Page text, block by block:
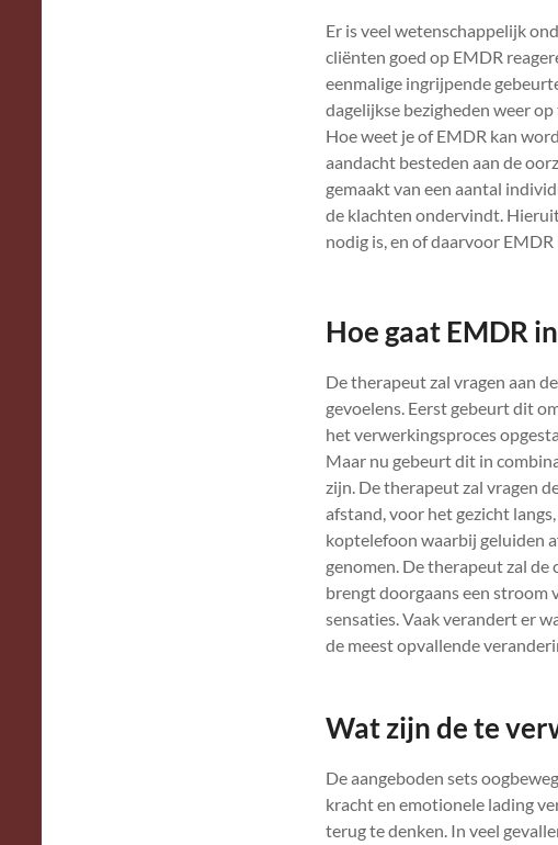
Er is veel wetenschappelijk
cliënten goed op EMDR
eenmalige ingrijpende
dagelijkse bezigheden weer op
Hoe weet je of EMDR kan
aandacht besteden aan de
gemaakt van een aantal
de klachten ondervindt.
nodig is, en of daarvoor
Hoe gaat EMDR
De therapeut zal vragen aan
gevoelens. Eerst gebeurt dit
het verwerkingsproces
Maar nu gebeurt dit in
zijn. De therapeut zal vragen
afstand, voor het gezicht
koptelefoon waarbij geluiden
genomen. De therapeut zal
brengt doorgaans een stroom
sensaties. Vaak verandert er
de meest opvallende
Wat zijn de te
De aangeboden sets
kracht en emotionele lading
terug te denken. In veel